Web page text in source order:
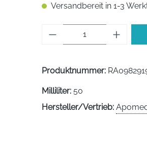
Versandbereit in 1-3
Produkt Anzahl:
Produktnummer:
Milliliter: 50
Hersteller/Vertrieb: